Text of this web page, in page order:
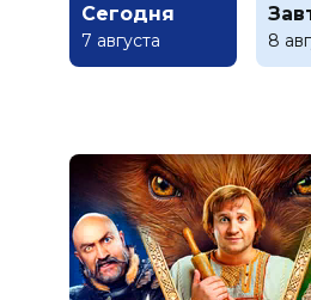
Сегодня
7 августа 8